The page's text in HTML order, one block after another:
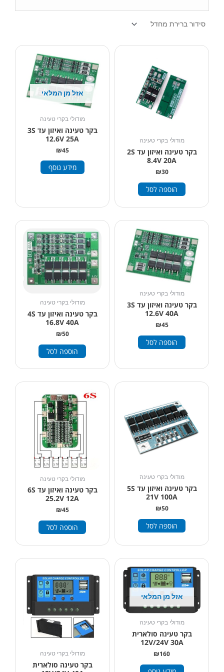
מודולי בקרי טעינה
בקר טעינה ואיזון עד 2S
8.4V 20A
₪30
הוספה לסל
אזל מן המלאי
מודולי בקרי טעינה
בקר טעינה ואיזון עד 3S
12.6V 25A
₪45
מידע נוסף
מודולי בקרי טעינה
בקר טעינה ואיזון עד 3S
12.6V 40A
₪45
הוספה לסל
מודולי בקרי טעינה
בקר טעינה ואיזון עד 4S
16.8V 40A
₪50
הוספה לסל
מודולי בקרי טעינה
בקר טעינה ואיזון עד 5S
21V 100A
₪50
הוספה לסל
מודולי בקרי טעינה
בקר טעינה ואיזון עד 6S
25.2V 12A
₪45
הוספה לסל
אזל מן המלאי
מודולי בקרי טעינה
בקר טעינה סולארית
12V/24V 30A
₪160 מודולי בקרי טעינה
בקר טעינה סולארית